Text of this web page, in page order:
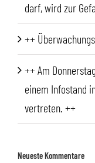
darf, wird zur
++
++ Am
einem Infostand
vertreten. ++
Neueste Kommentare